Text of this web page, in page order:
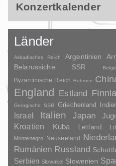
Konzertkalender
Länder
Akkadisches Reich Argentinien
Belarussiche SSR
Byzantinische Reich Böhmen
England Estland
Georgische SSR
Griechenland
Israel
Italien Japan
Kroatien Kuba Lettland
Montenegro Neuseeland
Rumänien Russland
Serbien Slowakei Slowenien